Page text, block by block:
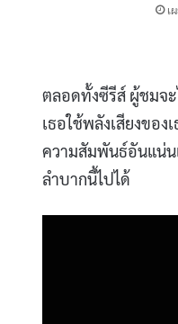
เ
ตลอดทั้งซีรีส์ ผู้ชมจ
เธอใช้พลังเสียงขอ
ความสัมพันธ์อันแน่น
ลำบากนี้ไปได้